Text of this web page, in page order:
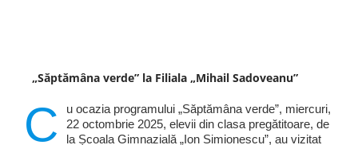
„Săptămâna verde” la Filiala „Mihail Sadoveanu”
C
u ocazia programului „Săptămâna verde”, miercuri,
22 octombrie 2025, elevii din clasa pregătitoare, de
la Școala Gimnazială „Ion Simionescu”, au vizitat